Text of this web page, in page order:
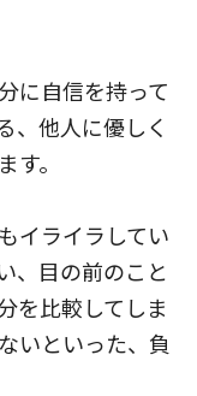
に自信を持って
、他人に優しく
。
イライラしてい
、目の前のこと
を比較してしま
いといった、負